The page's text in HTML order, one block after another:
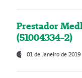
Prestador
(51004334-2)
01 de Janeiro de 2019